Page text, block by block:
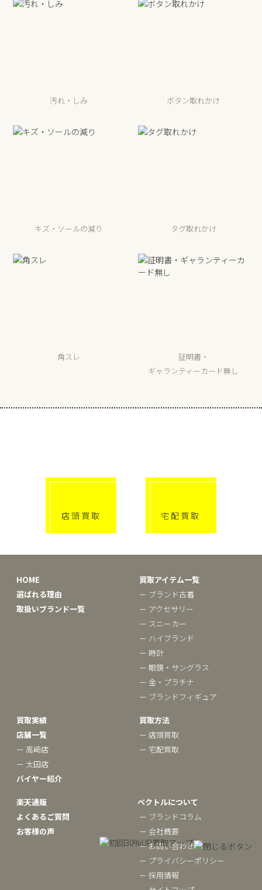
汚れ・しみ ボタン取れかけ
キズ・ソールの減り タグ取れかけ
角スレ
証明書・
ギャランティーカード無し
店頭買取 宅配買取
HOME
選ばれる理由
取扱いブランド一覧
買取アイテム一覧
ー ブランド古着
ー アクセサリー
ー スニーカー
ー ハイブランド
ー 時計
ー 眼鏡・サングラス
ー 金・プラチナ
ー ブランドフィギュア
買取実績
店舗一覧
ー 高崎店
ー 太田店
バイヤー紹介
買取方法
ー 店頭買取
ー 宅配買取
楽天通販
よくあるご質問
お客様の声
ベクトルについて
ー ブランドコラム
ー 会社概要
ー お問い合わせ
ー プライバシーポリシー
ー 採用情報